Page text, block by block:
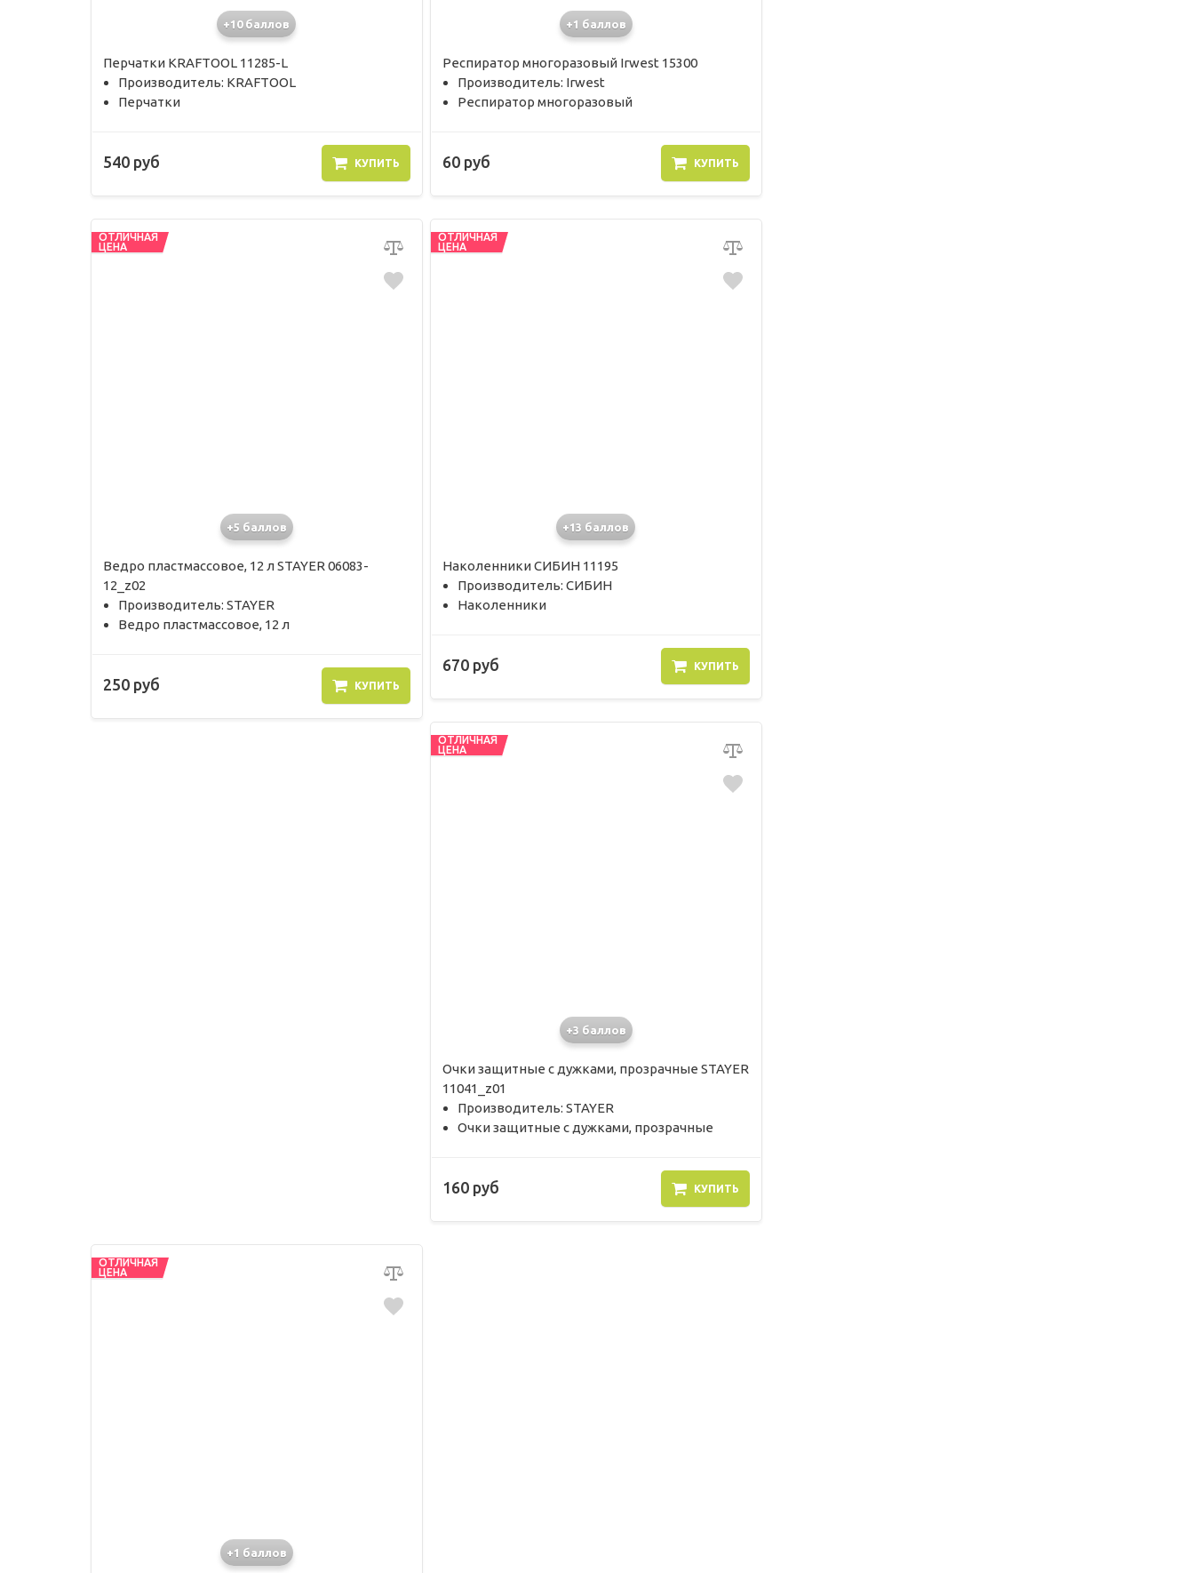
+10 баллов
Перчатки KRAFTOOL 11285-L
Производитель: KRAFTOOL
Перчатки
540 руб КУПИТЬ
+1 баллов
Респиратор многоразовый Irwest 15300
Производитель: Irwest
Респиратор многоразовый
60 руб КУПИТЬ
ОТЛИЧНАЯ
ЦЕНА
+5 баллов
Ведро пластмассовое, 12 л STAYER 06083-
12_z02
Производитель: STAYER
Ведро пластмассовое, 12 л
250 руб КУПИТЬ
ОТЛИЧНАЯ
ЦЕНА
+13 баллов
Наколенники СИБИН 11195
Производитель: СИБИН
Наколенники
670 руб КУПИТЬ
ОТЛИЧНАЯ
ЦЕНА
+3 баллов
Очки защитные с дужками, прозрачные STAYER
11041_z01
Производитель: STAYER
Очки защитные с дужками, прозрачные
160 руб КУПИТЬ
ОТЛИЧНАЯ
ЦЕНА
+1 баллов